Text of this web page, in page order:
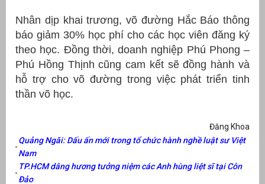
Nhân dịp khai trương, võ đường Hắc Báo thông
báo giảm 30% học phí cho các học viên đăng ký
theo học. Đồng thời, doanh nghiệp Phú Phong –
Phú Hồng Thịnh cũng cam kết sẽ đồng hành và
hỗ trợ cho võ đường trong việc phát triển tinh
thần võ học.
Đăng Khoa
Quảng Ngãi: Dấu ấn mới trong tổ chức hành nghề luật sư Việt
Nam
TP.HCM dâng hương tưởng niệm các Anh hùng liệt sĩ tại Côn
Đảo